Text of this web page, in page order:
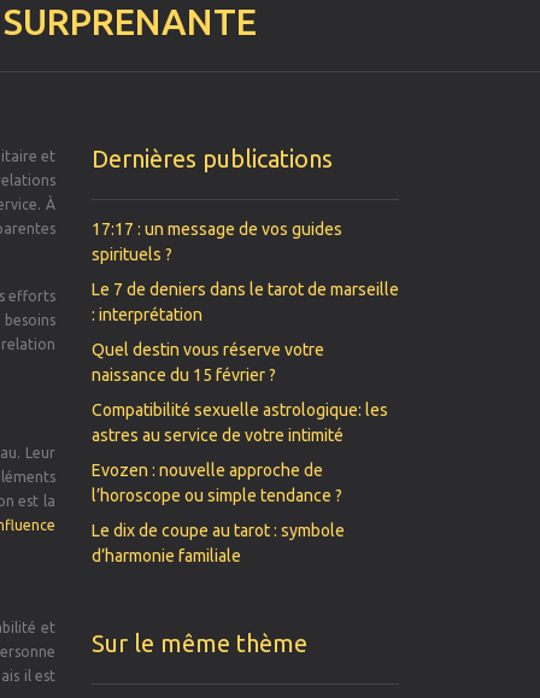
et
À
efforts
Leur
est la
et
il est
Dernières publications
17:17 : un message de vos guides
spirituels ?
Le 7 de deniers dans le tarot de marseille
: interprétation
Quel destin vous réserve votre
naissance du 15 février ?
Compatibilité sexuelle astrologique: les
astres au service de votre intimité
Evozen : nouvelle approche de
l’horoscope ou simple tendance ?
Le dix de coupe au tarot : symbole
d’harmonie familiale
Sur le même thème